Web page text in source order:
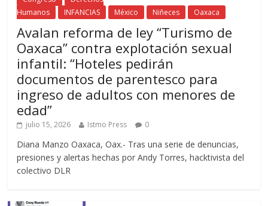
Humanos
INFANCIAS México Niñeces Oaxaca
Avalan reforma de ley “Turismo de
Oaxaca” contra explotación sexual
infantil: “Hoteles pedirán
documentos de parentesco para
ingreso de adultos con menores de
edad”
julio 15, 2026 Istmo Press 0
Diana Manzo Oaxaca, Oax.- Tras una serie de denuncias,
presiones y alertas hechas por Andy Torres, hacktivista del
colectivo DLR